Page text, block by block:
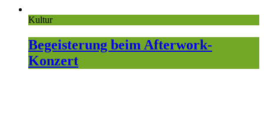
Kultur
Begeisterung beim Afterwork-
Konzert